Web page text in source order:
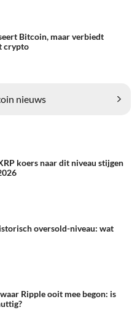
Bitcoin, maar verbiedt
crypto
nieuws
koers naar dit niveau stijgen
oversold-niveau: wat
Ripple ooit mee begon: is